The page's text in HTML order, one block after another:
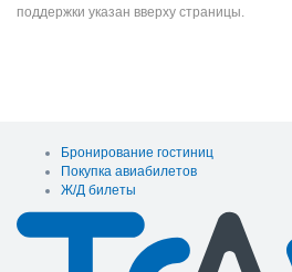
поддержки указан вверху страницы.
Бронирование гостиниц
Покупка авиабилетов
Ж/Д билеты